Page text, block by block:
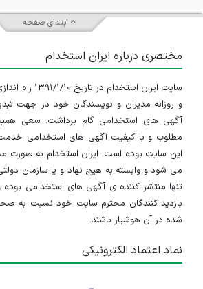
ابتدای صفحه
مختصری درباره ایران استخدام
سایت ایران
و روزانه مدیران و نویسندگان خود در جهت
آگهی های استخدامی گام برداشت. سعی
مطلوب و با کیفیت آگهی های استخدامی خدمت
این سایت بوده است. ایران استخدام به صورت
می شود و وابسته به هیچ نهاد و یا سازمان
تنها منتشر کننده ی آگهی های استخدامی بوده
بازدید کنندگان محترم سایت خود نسبت به
شده در آن هوشیار باشند.
نماد اعتماد الکترونیکی